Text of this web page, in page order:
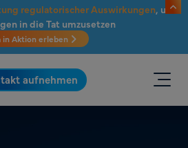
regulatorischer Auswirkungen, um
in die Tat umzusetzen
in Aktion erleben
aufnehmen